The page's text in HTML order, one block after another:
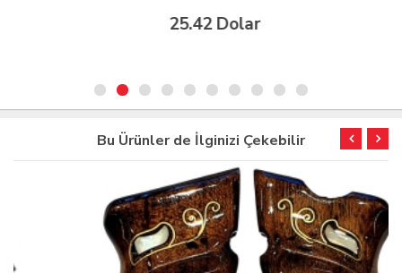
25.42 Dolar
Bu Ürünler de İlginizi Çekebilir